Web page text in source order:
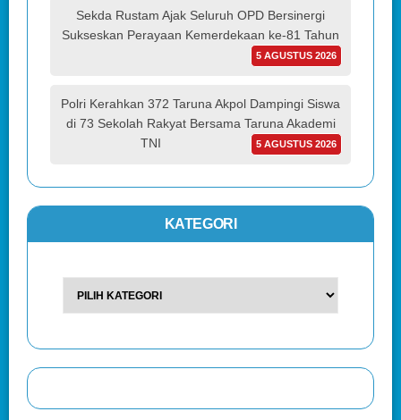
Sekda Rustam Ajak Seluruh OPD Bersinergi
Sukseskan Perayaan Kemerdekaan ke-81 Tahun
5 AGUSTUS 2026
Polri Kerahkan 372 Taruna Akpol Dampingi Siswa
di 73 Sekolah Rakyat Bersama Taruna Akademi
TNI
5 AGUSTUS 2026
KATEGORI